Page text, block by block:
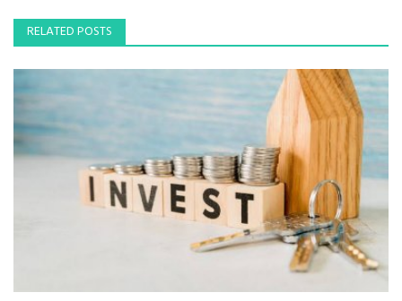
RELATED POSTS